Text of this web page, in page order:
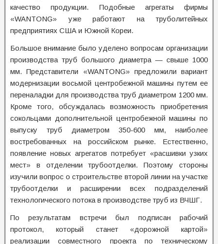
качество продукции. Подобные агрегаты фирмы
«WANTONG» уже работают на труболитейных
предприятиях США и Южной Кореи.
Большое внимание было уделено вопросам организации
производства труб большого диаметра — свыше 1000
мм. Представители «WANTONG» предложили вариант
модернизации восьмой центробежной машины путем ее
переналадки для производства труб диаметром 1200 мм.
Кроме того, обсуждалась возможность приобретения
сокольцами дополнительной центробежной машины по
выпуску труб диаметром 350-600 мм, наиболее
востребованных на российском рынке. Естественно,
появление новых агрегатов потребует «расшивки узких
мест» в отделении трубоотделки. Поэтому стороны
изучили вопрос о строительстве второй линии на участке
трубоотделки и расширении всех подразделений
технологического потока в производстве труб из ВЧШГ.
По результатам встречи был подписан рабочий
протокол, который станет «дорожной картой»
реализации совместного проекта по техническому